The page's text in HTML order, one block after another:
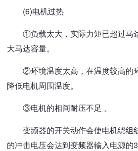
(6)电机过热
①负载太大，实际力矩已超过马
大马达容量。
②环境温度太高，在温度较高的
降低电机周围温度。
③电机的相间耐压不足 。
变频器的开关动作会使电机绕组
的冲击电压会达到变频器输入电源的